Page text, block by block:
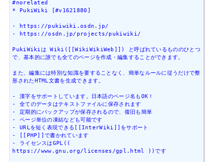
#norelated
* PukiWiki [#v1621880]
- https://pukiwiki.osdn.jp/
- https://osdn.jp/projects/pukiwiki/
PukiWikiは Wiki([[WikiWikiWeb]]) と呼ばれているもののひとつ
で、基本的に誰でも全てのページを作成・編集することができます。
また、編集には特別な知識を要することなく、簡単なルールに従うだけで整
形されたHTML文書を生成できます。
- 漢字をサポートしています。日本語のページ名もOK！
- 全てのデータはテキストファイルに保存されます
- 定期的にバックアップが保存されるので、復旧も簡単
- ページ単位の凍結なども可能です
- URLを短く表現できる[[InterWiki]]をサポート
- [[PHP]]で書かれています
- ライセンスはGPL((
https://www.gnu.org/licenses/gpl.html ))です